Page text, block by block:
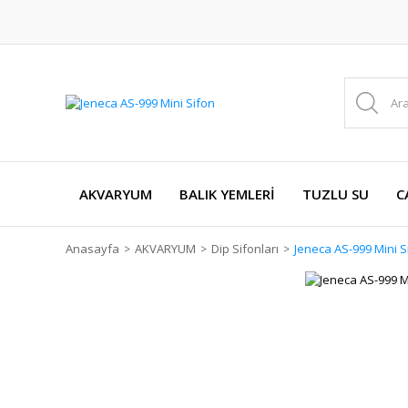
AKVARYUM BALIK YEMLERİ TUZLU SU
Anasayfa AKVARYUM Dip Sifonları Jeneca AS-999 Mini